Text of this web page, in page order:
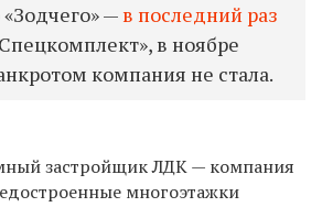
—в последний раз
в ноябре
компания не стала.
застройщик ЛДК — компания
многоэтажки